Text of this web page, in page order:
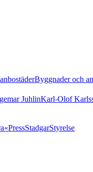
Byggnader och
JuhlinKarl-Olof
PressStadgarStyrelse